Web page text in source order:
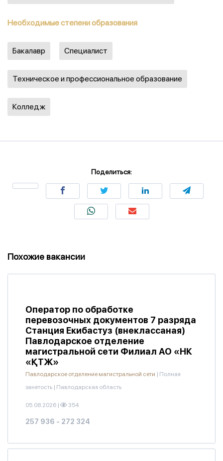
Необходимые степени образования
Бакалавр Специалист
Техническое и профессиональное образование
Колледж
Поделиться:
Похожие вакансии
Оператор по обработке
перевозочных документов 7 разряда
Станция Екибастуз (внеклассаная)
Павлодарское отделение
магистральной сети Филиал АО «НК
«ҚТЖ»
Павлодарское отделение магистральной сети | Полная
занятость | Павлодарская область
05.08.2026 | 354
257 936 - 272 324